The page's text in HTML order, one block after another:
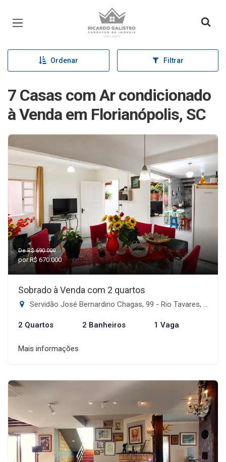
Página inicial
Ordenar Filtrar
7 Casas com Ar condicionado
à Venda em Florianópolis, SC
De R$ 690.000
por R$ 670.000
Sobrado à Venda com 2 quartos
Servidão José Bernardino Chagas, 99 - Rio Tavares, Florianópolis-SC
2 Quartos 2 Banheiros 1 Vaga
Mais informações